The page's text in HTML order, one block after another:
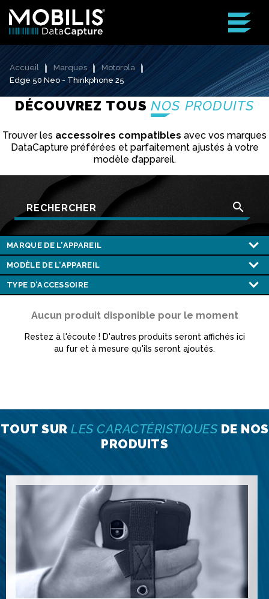
Accueil Marques
Motorola
Edge 50 Neo - Thinkphone 25
DÉCOUVREZ TOUSNOS PRODUITS
Trouver les accessoires compatibles avec vos marques
DataCapture préférées et parfaitement ajustés à votre
modèle d’appareil.
search
Aucun produit disponible pour le moment
Restez à l'écoute ! D'autres produits seront affichés ici
au fur et à mesure qu'ils seront ajoutés.
TOUT SUR LES CARACTÉRISTIQUESDE NOS
PRODUITS